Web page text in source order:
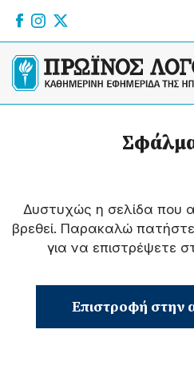
Δυστυχώς η σελίδα που
βρεθεί. Παρακαλώ
για να επιστρέψετε
Επιστροφή στην